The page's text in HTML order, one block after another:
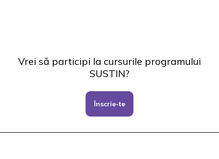
Vrei să participi la cursurile programului
SUSTIN?
Înscrie-te